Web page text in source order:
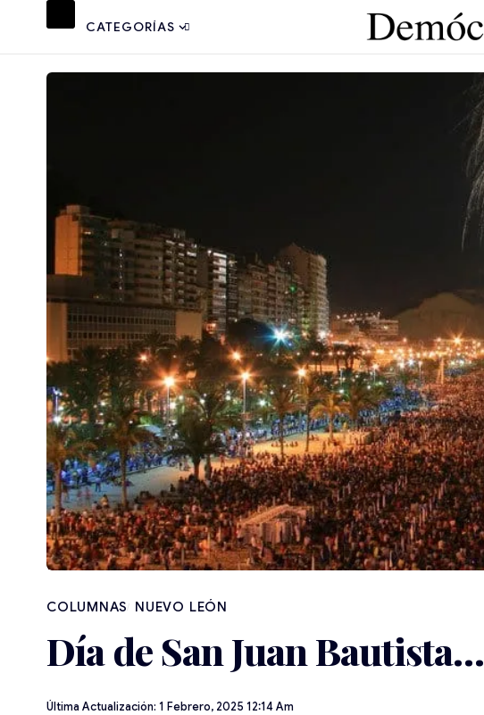
CATEGORÍAS
NUEVO LEÓN
Día de San Juan Bautista…
Última Actualización: 1 Febrero, 2025 12:14 Am